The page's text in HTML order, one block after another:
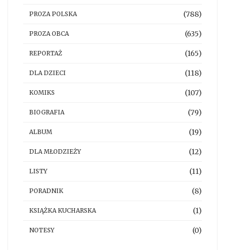
PROZA POLSKA (788)
PROZA OBCA (635)
REPORTAŻ (165)
DLA DZIECI (118)
KOMIKS (107)
BIOGRAFIA (79)
ALBUM (19)
DLA MŁODZIEŻY (12)
LISTY (11)
PORADNIK (8)
KSIĄŻKA KUCHARSKA (1)
NOTESY (0)